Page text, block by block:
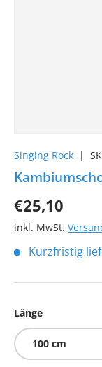
Singing Rock |
€25,10
inkl. MwSt.
Kurzfristig
Länge
100 cm